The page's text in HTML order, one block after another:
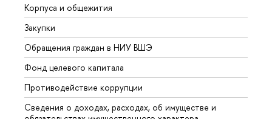
Корпуса и общежития
Закупки
Обращения граждан в НИУ ВШЭ
Фонд целевого капитала
Противодействие коррупции
Сведения о доходах, расходах, об имуществе и